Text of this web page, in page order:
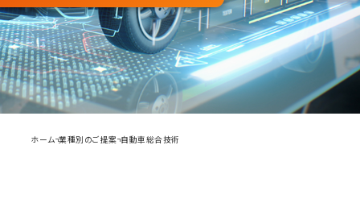
ホーム 業種別のご提案 自動車総合技術